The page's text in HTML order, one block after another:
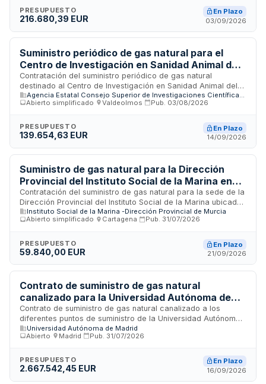
lograr una mayor eficiencia en la utilización de fondos
destinados a combustible de automoción. El suministro se
adicional para la administración.
PRESUPUESTO
216.680,39 EUR
En Plazo
03/09/2026
Suministro periódico de gas natural para el
Centro de Investigación en Sanidad Animal del
Instituto Nacional de Investigación y
Tecnología Agraria y Alimentaria
Contratación del suministro periódico de gas natural
destinado al Centro de Investigación en Sanidad Animal del
Instituto Nacional de Investigación y Tecnología Agraria y
Alimentaria, dependencia del Consejo Superior de
adicionales de asesoramiento en contratación y facturación,
gestión de puntos de suministro ante distribuidoras y
para resolver anomalías en el suministro.
Agencia Estatal Consejo Superior de Investigaciones Científicas, M.P.
Abierto simplificado
Valdeolmos Pub. 03/08/2026
PRESUPUESTO
139.654,63 EUR
En Plazo
14/09/2026
Suministro de gas natural para la Dirección
Provincial del Instituto Social de la Marina en
Cartagena
Contratación del suministro de gas natural para la sede de la
Dirección Provincial del Instituto Social de la Marina ubicada
en Cartagena durante un período de doce meses. El contrato
se adjudicará mediante procedimiento abierto simplificado
de precios unitarios. El adjudicatario deberá garantizar el
suministro continuo en función de las necesidades reales del
inmueble, mantener inalterables los precios unitarios durante
la ejecución y no repercutir al ISM los gastos de
mantenimiento e inspección de equipos de medida.
Instituto Social de la Marina -Dirección Provincial de Murcia
Abierto simplificado
Cartagena Pub. 31/07/2026
PRESUPUESTO
59.840,00 EUR
En Plazo
21/09/2026
Contrato de suministro de gas natural
canalizado para la Universidad Autónoma de
Madrid
Contrato de suministro de gas natural canalizado a los
diferentes puntos de suministro de la Universidad Autónoma
de Madrid. La Universidad licita la prestación de este
servicio esencial mediante procedimiento abierto, conforme
suministro se regirá por las cláusulas administrativas
particulares específicas y el pliego de prescripciones
Universidad Autónoma de Madrid
Abierto
Madrid Pub. 31/07/2026
PRESUPUESTO
2.667.542,45 EUR
En Plazo
16/09/2026